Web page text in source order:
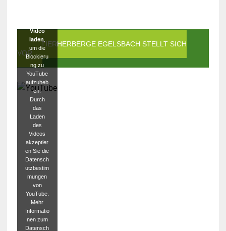
DIE TIERHERBERGE EGELSBACH STELLT SICH
VOR
Video
laden
um die
Blockieru
ng zu
YouTube
aufzuheb
en.
Durch
das
Laden
des
Videos
akzeptier
en Sie die
Datensch
utzbestim
mungen
von
YouTube.
Mehr
Informatio
nen zum
Datensch